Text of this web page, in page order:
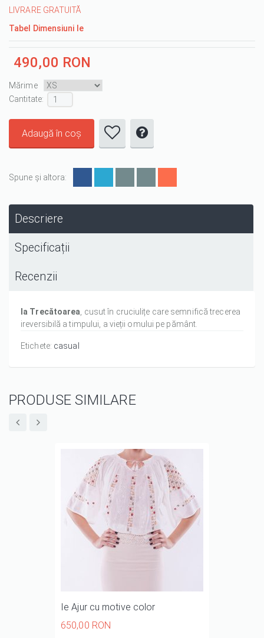
LIVRARE GRATUITĂ
Tabel Dimensiuni Ie
490,00 RON
Mărime
Cantitate :
Spune și altora:
Descriere
Specificații
Recenzii
Ia Trecătoarea, cusut în cruciulițe care semnifică trecerea
ireversibilă a timpului, a vieții omului pe pământ.
Etichete: casual
PRODUSE SIMILARE
Ie Ajur cu motive color
650,00 RON